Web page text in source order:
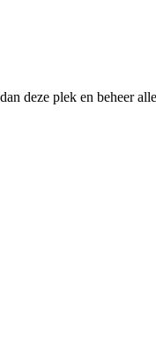
deze plek en beheer